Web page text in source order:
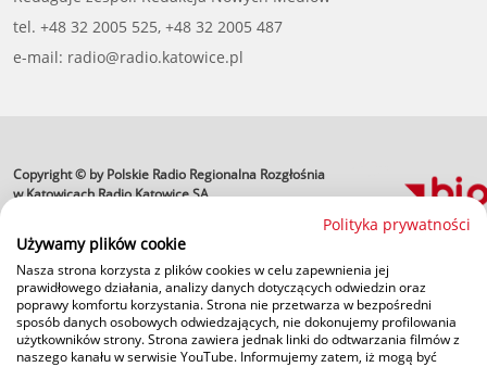
tel. +48 32 2005 525, +48 32 2005 487
e-mail: radio@radio.katowice.pl
Copyright © by Polskie Radio Regionalna Rozgłośnia
w Katowicach Radio Katowice SA
Polityka prywatności
Używamy plików cookie
Nasza strona korzysta z plików cookies w celu zapewnienia jej
prawidłowego działania, analizy danych dotyczących odwiedzin oraz
poprawy komfortu korzystania. Strona nie przetwarza w bezpośredni
sposób danych osobowych odwiedzających, nie dokonujemy profilowania
użytkowników strony. Strona zawiera jednak linki do odtwarzania filmów z
naszego kanału w serwisie YouTube. Informujemy zatem, iż mogą być